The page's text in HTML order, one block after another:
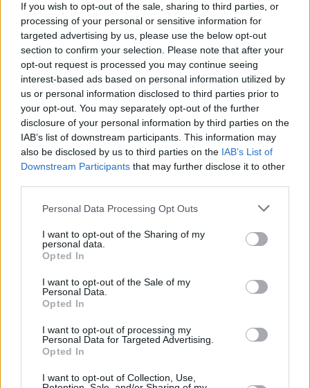
If you wish to opt-out of the sale, sharing to third parties, or
processing of your personal or sensitive information for
targeted advertising by us, please use the below opt-out
section to confirm your selection. Please note that after your
opt-out request is processed you may continue seeing
interest-based ads based on personal information utilized by
us or personal information disclosed to third parties prior to
your opt-out. You may separately opt-out of the further
disclosure of your personal information by third parties on the
IAB’s list of downstream participants. This information may
also be disclosed by us to third parties on the IAB’s List of
Downstream Participants that may further disclose it to other
Personal Data Processing Opt Outs
I want to opt-out of the Sharing of my
personal data.
Opted In
I want to opt-out of the Sale of my
Personal Data.
Opted In
I want to opt-out of processing my
Personal Data for Targeted Advertising.
Opted In
I want to opt-out of Collection, Use,
Forellen-Aufstrich
Leicht
Fischfilet auf Gemüse
Leicht
Fischfilet im Backofen
Leicht
Kabeljaufilet mit Ofengemüse
Leicht
Blinis mit Lachs
Leicht
Artikelempfehlung
Fisch kochen